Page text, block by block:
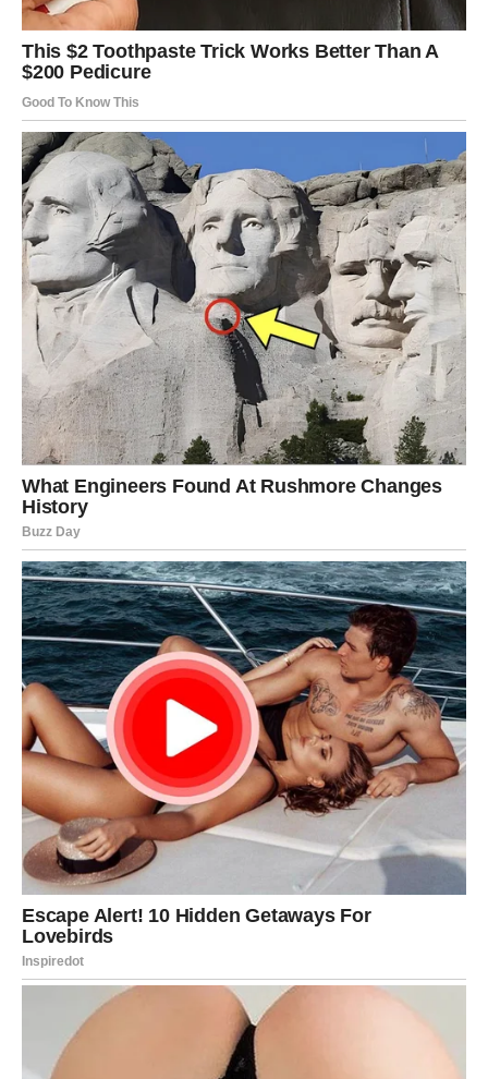
7. Koliko riže skuhati?
Količina riže zavisi od toga da li je poslužujete kao prilog
ili glavno jelo.
Prilog:oko70 g sirove riže po osobi.
Glavno jelo: 100 g sirove riže po osobi.
Važno je znati da riža tokom kuhanja utrostruči svoj
volumen
, pa nemojte pretjerivati u količini ako ne želite
prepun lonac.
Savršeno pripremljena riža je rezultatpravog izbora
zrna, pravilnog ispiranja i odmaka, tačnih omjera vode i
riže, te discipline da se tokom kuhanja ne miješa i ne
podiže poklopac. Kada se sve ove smjernice poštuju,
rezultat je riža koja je rastresita, mekana i ukusna.
Za dodatnu aromu možete koristiti začine poput curryja ili
šafrana, a ako želite eksperimentisati, isprobajte i kineski
način kuhanja koji daje potpuno drugačiji karakter ovom
jednostavnom jelu.